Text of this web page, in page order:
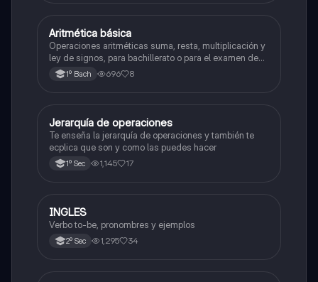
Matemáticas
Aritmética básica
Operaciones aritméticas suma, resta, multiplicación y
ley de signos, para bachillerato o para el examen de
admisión a la universidad
1º Bach 696 8
Matemáticas
Jerarquía de operaciones
Te enseña la jerarquía de operaciones y también te
ecplica que son y como las puedes hacer
1º Sec 1,145 17
Inglés
INGLES
Verbo to-be, pronombres y ejemplos
2º Sec 1,295 34